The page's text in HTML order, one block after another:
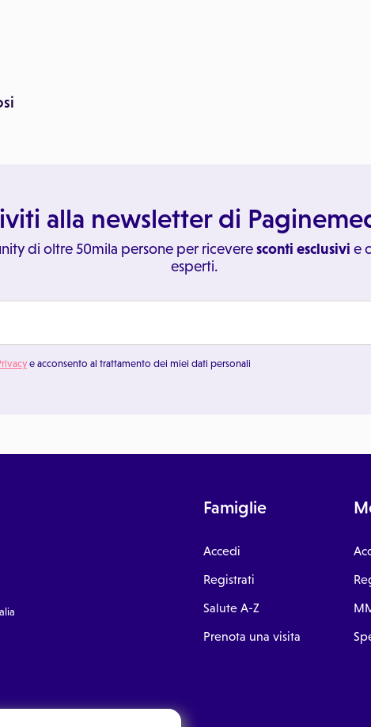
alla newsletter di
di oltre 50mila persone per riceveresconti esclusivi e
esperti.
e acconsento al trattamento dei miei dati personali
Famiglie
Accedi
Registrati
Salute A-Z
Prenota una visita